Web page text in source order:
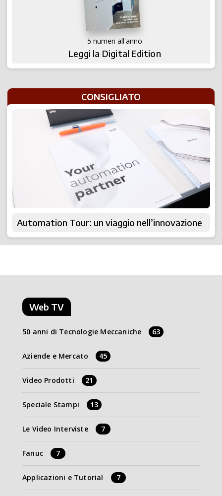
5 numeri all'anno
Leggi la Digital Edition
CONSIGLIATO
Automation Tour: un viaggio nell’innovazione
Web TV
50 anni di Tecnologie Meccaniche 63
Aziende e Mercato 45
Video Prodotti 21
Speciale Stampi 13
Le Video Interviste 7
Fanuc 7
Applicazioni e Tutorial 7